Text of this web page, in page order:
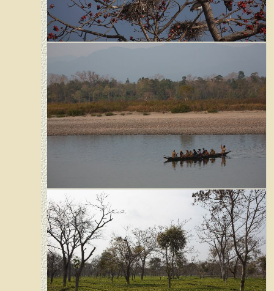
Kleiner Adjutant
Nameri National Park